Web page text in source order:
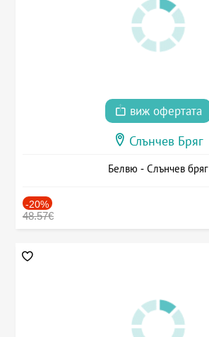
виж офертата
Слънчев Бряг
Белвю - Слънчев бряг
-20%
48.57€